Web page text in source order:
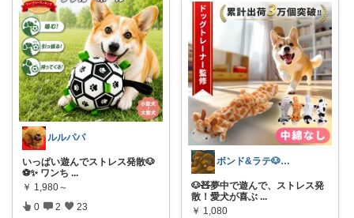
ルルパパ
いっぱい遊んでストレス発散🐶
⚽✨ ワンち ...
￥ 1,980～
0 2 23
ボンド&ラテ🐶経由購入感謝です🙇
🐶🧸夢中で遊んで、ストレス発
散！愛犬が喜ぶ ...
￥ 1,080